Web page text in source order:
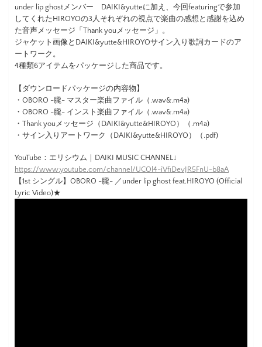
under lip ghostメンバー DAIKI&yutteに加え、今回featuringで参加
してくれたHIROYOの3人それぞれの視点で楽曲の感想と感謝を込め
た音声メッセージ「Thank youメッセージ」。
ジャケット画像とDAIKI&yutte&HIROYOサイン入り歌詞カードのア
ートワーク。
4種類6アイテムをパッケージした商品です。
【ダウンロードパッケージの内容物】
・OBORO -朧- マスター楽曲ファイル（.wav&.m4a)
・OBORO -朧- インスト楽曲ファイル（.wav&.m4a)
・Thank youメッセージ（DAIKI&yutte&HIROYO）（.m4a)
・サイン入りアートワーク（DAIKI&yutte&HIROYO）（.pdf)
YouTube：エリシウム｜DAIKI MUSIC CHANNEL↓
https://www.youtube.com/channel/UCOl4-iVfiDevJR5FnU-b8aA
【1st シングル】OBORO -朧- ／under lip ghost feat.HIROYO (Official
Lyric Video)★